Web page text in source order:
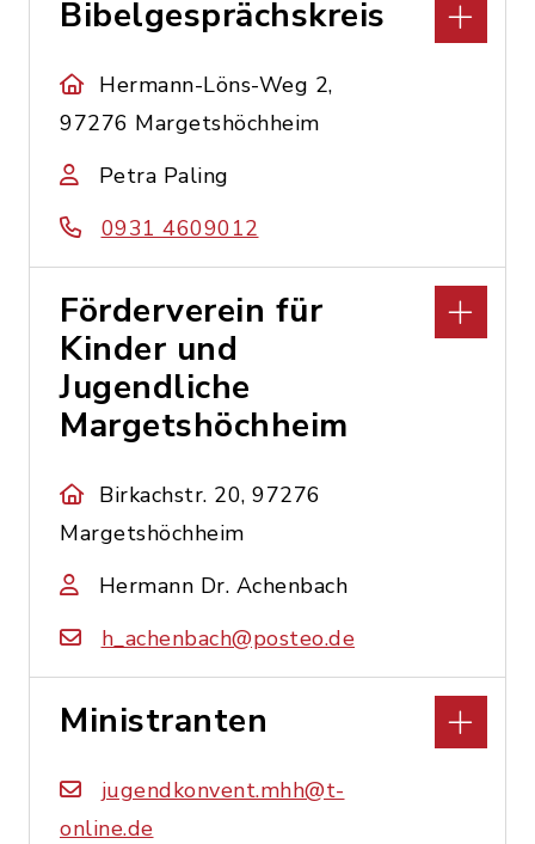
Bibelgesprächskreis
Hermann-Löns-Weg 2,
97276 Margetshöchheim
Petra Paling
0931 4609012
Förderverein für
Kinder und
Jugendliche
Margetshöchheim
Birkachstr. 20, 97276
Margetshöchheim
Hermann Dr. Achenbach
h_achenbach@posteo.de
Ministranten
jugendkonvent.mhh@t-
online.de